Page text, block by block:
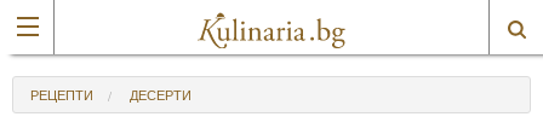
РЕЦЕПТИ ДЕСЕРТИ